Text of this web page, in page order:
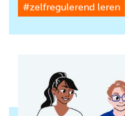
#zelfregulerend leren